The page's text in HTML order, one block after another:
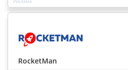
RocketMan